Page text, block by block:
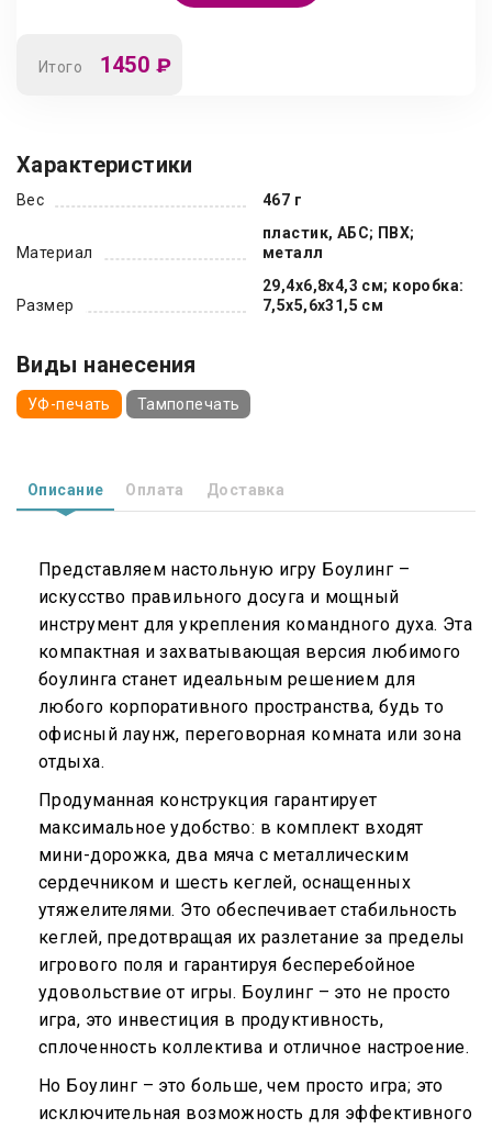
Итого 1450 ₽
Характеристики
Вес 467 г
Материал
пластик, АБС; ПВХ;
металл
Размер
29,4x6,8x4,3 см; коробка:
7,5x5,6x31,5 см
Виды нанесения
УФ-печать Тампопечать
Описание Оплата Доставка
Представляем настольную игру Боулинг –
искусство правильного досуга и мощный
инструмент для укрепления командного духа. Эта
компактная и захватывающая версия любимого
боулинга станет идеальным решением для
любого корпоративного пространства, будь то
офисный лаунж, переговорная комната или зона
отдыха.
Продуманная конструкция гарантирует
максимальное удобство: в комплект входят
мини-дорожка, два мяча с металлическим
сердечником и шесть кеглей, оснащенных
утяжелителями. Это обеспечивает стабильность
кеглей, предотвращая их разлетание за пределы
игрового поля и гарантируя бесперебойное
удовольствие от игры. Боулинг – это не просто
игра, это инвестиция в продуктивность,
сплоченность коллектива и отличное настроение.
Но Боулинг – это больше, чем просто игра; это
исключительная возможность для эффективного